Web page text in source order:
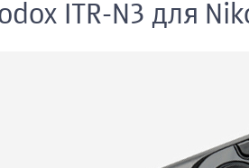
ITR-N3 для